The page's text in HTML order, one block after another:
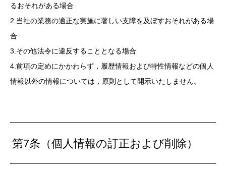
るおそれがある場合
2.当社の業務の適正な実施に著しい支障を及ぼすおそれがある場
合
3.その他法令に違反することとなる場合
4.前項の定めにかかわらず，履歴情報および特性情報などの個人
情報以外の情報については，原則として開示いたしません。
第7条（個人情報の訂正および削除）